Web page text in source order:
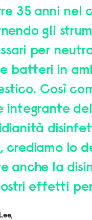
35 anni nel
gli
per
batteri in
Così
integrante
crediamo lo
anche la
effetti